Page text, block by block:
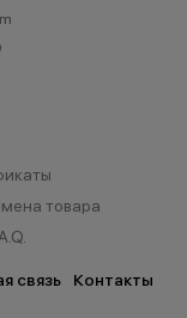
товара
связь Контакты